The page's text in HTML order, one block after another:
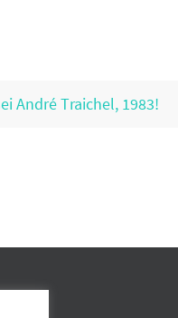
André Traichel, 1983!